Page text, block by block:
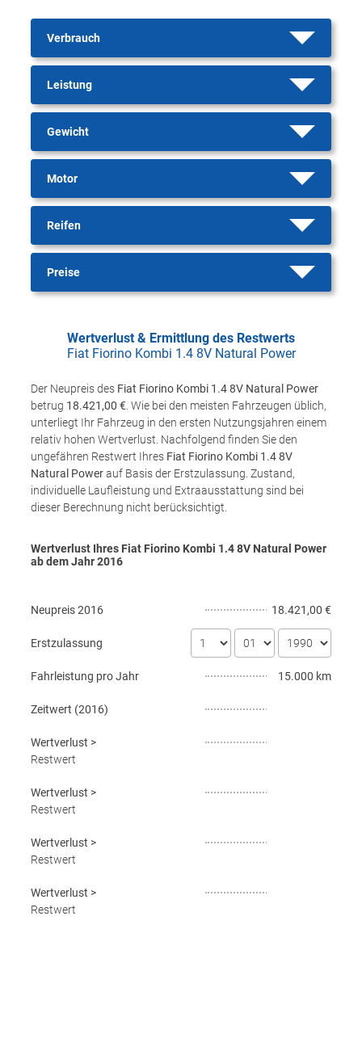
Verbrauch
Leistung
Gewicht
Motor
Reifen
Preise
Wertverlust & Ermittlung des Restwerts
Fiat Fiorino Kombi 1.4 8V Natural Power
Der Neupreis des Fiat Fiorino Kombi 1.4 8V Natural Power
betrug 18.421,00 € . Wie bei den meisten Fahrzeugen üblich,
unterliegt Ihr Fahrzeug in den ersten Nutzungsjahren einem
relativ hohen Wertverlust. Nachfolgend finden Sie den
ungefähren Restwert Ihres Fiat Fiorino Kombi 1.4 8V
Natural Powerauf Basis der Erstzulassung. Zustand,
individuelle Laufleistung und Extraausstattung sind bei
dieser Berechnung nicht berücksichtigt.
Wertverlust Ihres Fiat Fiorino Kombi 1.4 8V Natural Power
ab dem Jahr2016
Neupreis2016 18.421,00 €
Erstzulassung
Fahrleistung pro Jahr 15.000 km
Zeitwert (2016)
Wertverlust >
Restwert
Wertverlust >
Restwert
Wertverlust >
Restwert
Wertverlust >
Restwert